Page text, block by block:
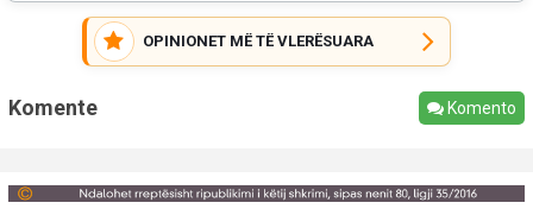
OPINIONET MË TË VLERËSUARA
Komente Komento